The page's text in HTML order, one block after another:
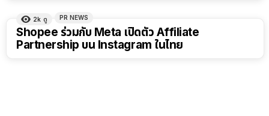
2k ดู PR NEWS
Shopee ร่วมกับ Meta เปิดตัว Affiliate
Partnership บน Instagram ในไทย